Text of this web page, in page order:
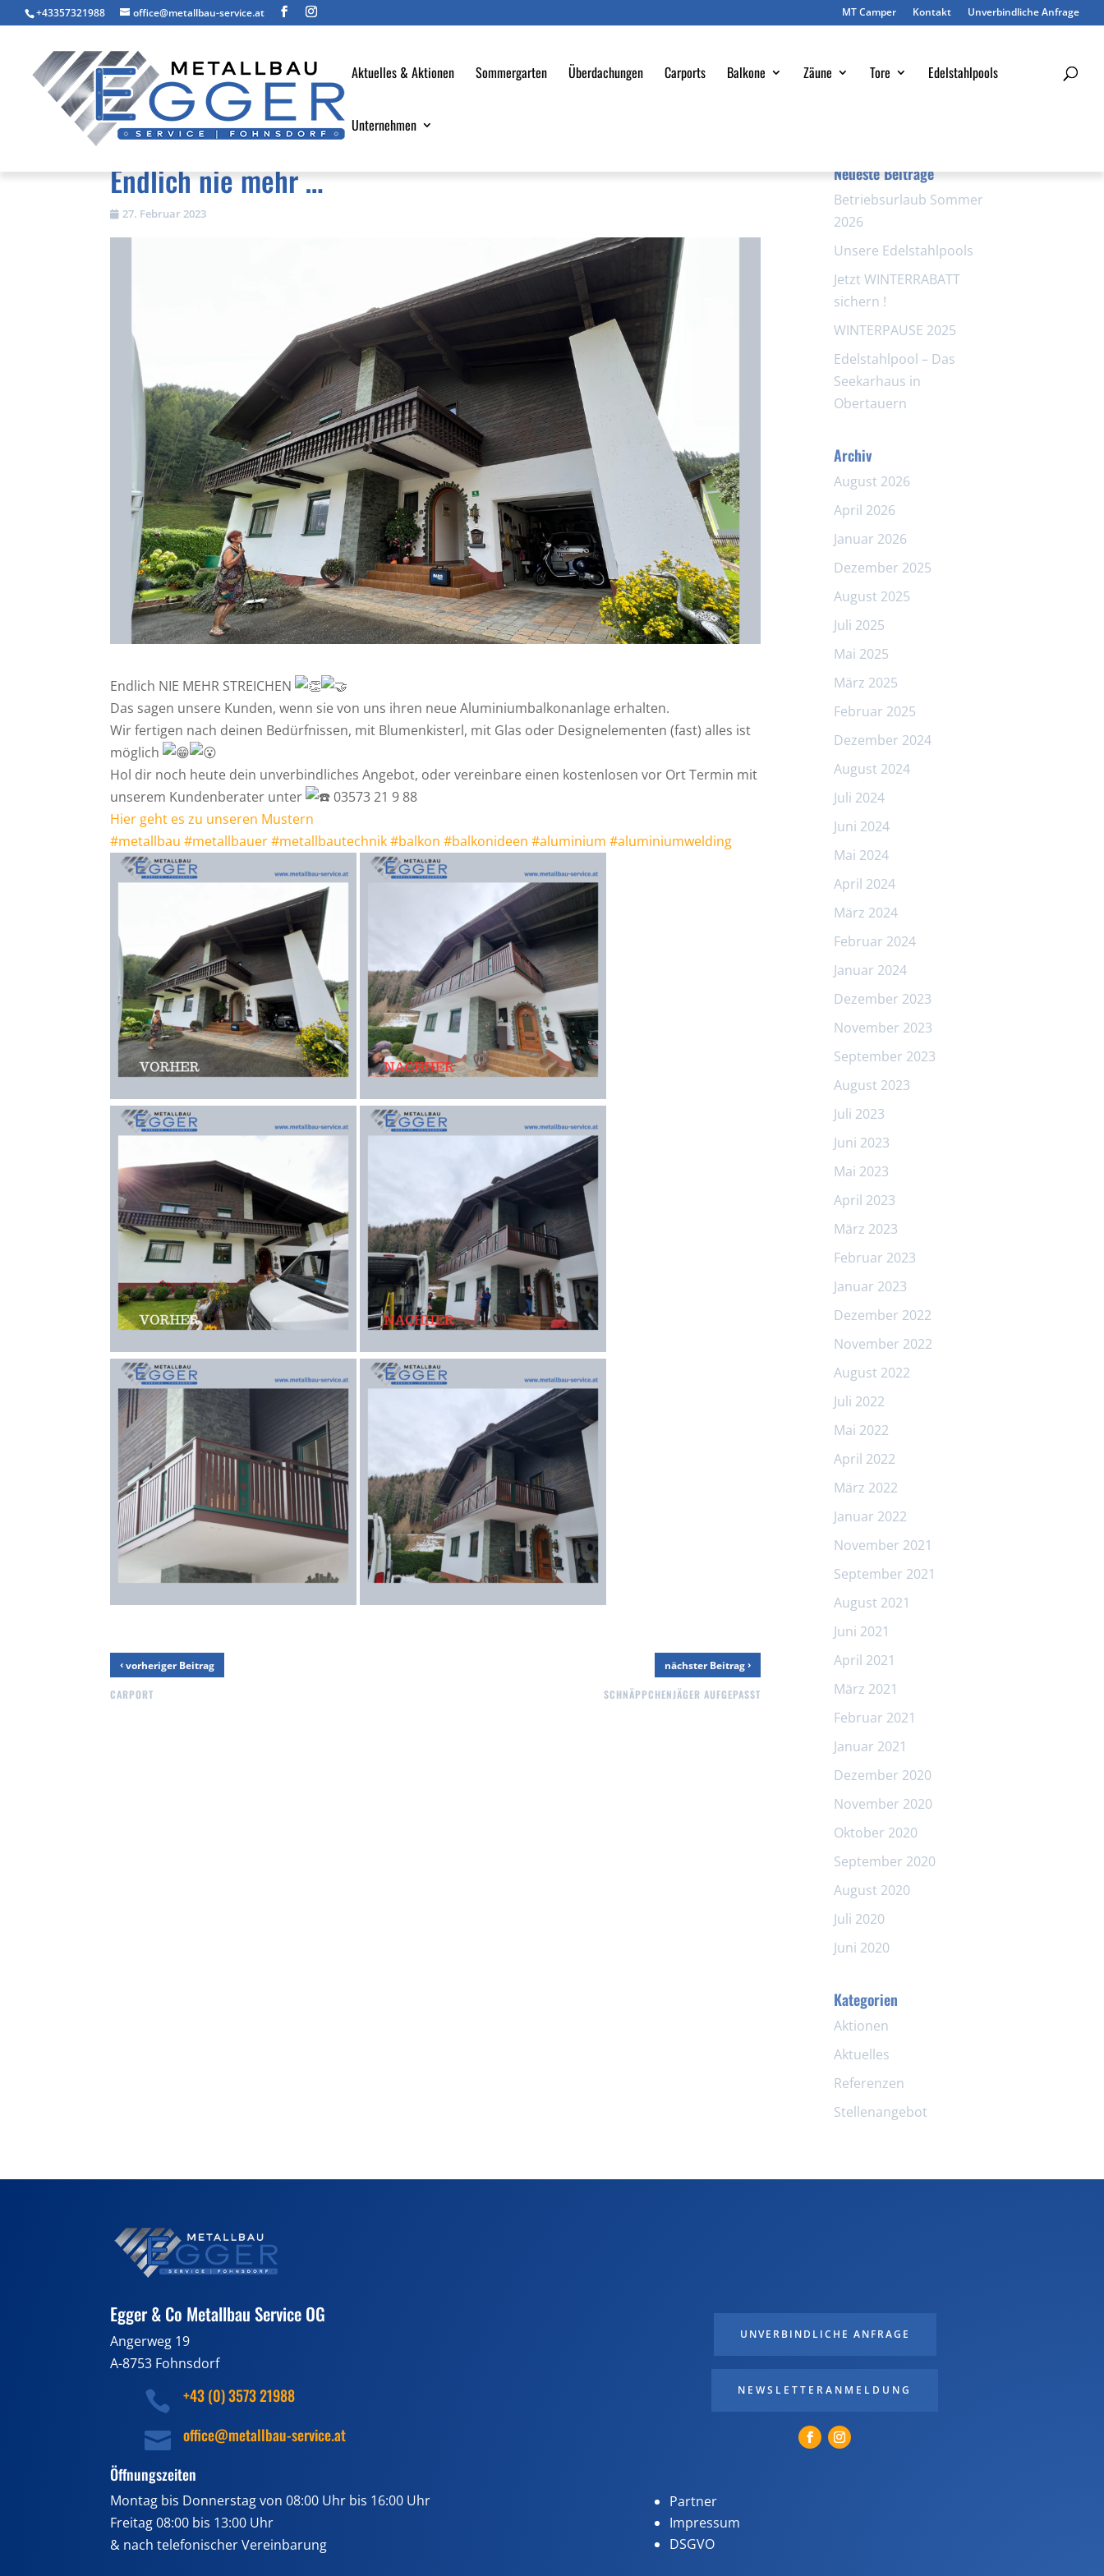
+43357321988 office@metallbau-service.at MT Camper Kontakt Unverbindliche Anfrage
Aktuelles & Aktionen Sommergarten Überdachungen Carports Balkone Zäune Tore Edelstahlpools
Unternehmen
Endlich nie mehr …
27. Februar 2023
Endlich NIE MEHR STREICHEN
Das sagen unsere Kunden, wenn sie von uns ihren neue Aluminiumbalkonanlage erhalten.
Wir fertigen nach deinen Bedürfnissen, mit Blumenkisterl, mit Glas oder Designelementen (fast) alles ist
möglich
Hol dir noch heute dein unverbindliches Angebot, oder vereinbare einen kostenlosen vor Ort Termin mit
unserem Kundenberater unter
03573 21 9 88
Hier geht es zu unseren Mustern
#metallbau #metallbauer #metallbautechnik #balkon #balkonideen #aluminium #aluminiumwelding
‹vorheriger Beitrag
CARPORT
nächster Beitrag›
SCHNÄPPCHENJÄGER AUFGEPASST
Neueste Beiträge
Betriebsurlaub Sommer
2026
Unsere Edelstahlpools
Jetzt WINTERRABATT
sichern !
WINTERPAUSE 2025
Edelstahlpool – Das
Seekarhaus in
Obertauern
Archiv
August 2026
April 2026
Januar 2026
Dezember 2025
August 2025
Juli 2025
Mai 2025
März 2025
Februar 2025
Dezember 2024
August 2024
Juli 2024
Juni 2024
Mai 2024
April 2024
März 2024
Februar 2024
Januar 2024
Dezember 2023
November 2023
September 2023
August 2023
Juli 2023
Juni 2023
Mai 2023
April 2023
März 2023
Februar 2023
Januar 2023
Dezember 2022
November 2022
August 2022
Juli 2022
Mai 2022
April 2022
März 2022
Januar 2022
November 2021
September 2021
August 2021
Juni 2021
April 2021
März 2021
Februar 2021
Januar 2021
Dezember 2020
November 2020
Oktober 2020
September 2020
August 2020
Juli 2020
Juni 2020
Kategorien
Aktionen
Aktuelles
Referenzen
Stellenangebot
Egger & Co Metallbau Service OG
Angerweg 19
A-8753 Fohnsdorf
 +43 (0) 3573 21988
 office@metallbau-service.at
Öffnungszeiten
Montag bis Donnerstag von 08:00 Uhr bis 16:00 Uhr
Freitag 08:00 bis 13:00 Uhr
& nach telefonischer Vereinbarung
UNVERBINDLICHE ANFRAGE
NEWSLETTERANMELDUNG
Partner
Impressum
DSGVO